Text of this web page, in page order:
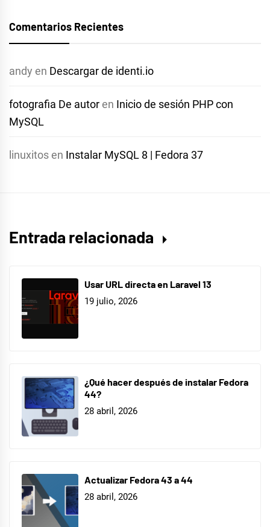
Comentarios Recientes
andy en Descargar de identi.io
fotografia De autor en Inicio de sesión PHP con
MySQL
linuxitos en Instalar MySQL 8 | Fedora 37
Entrada relacionada
Usar URL directa en Laravel 13
19 julio, 2026
¿Qué hacer después de instalar Fedora
44?
28 abril, 2026
Actualizar Fedora 43 a 44
28 abril, 2026